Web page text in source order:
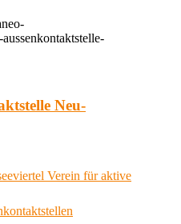
Neu-
Verein für aktive